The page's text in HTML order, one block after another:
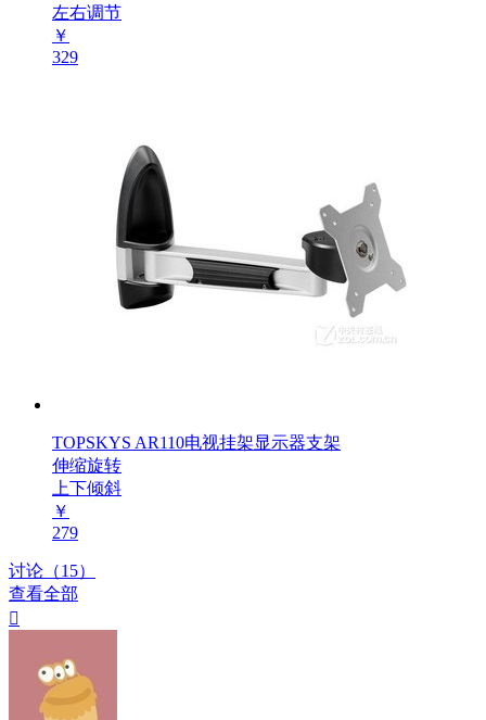
左右调节
￥
329
TOPSKYS AR110电视挂架显示器支架
伸缩旋转
上下倾斜
￥
279
讨论（15）
查看全部
